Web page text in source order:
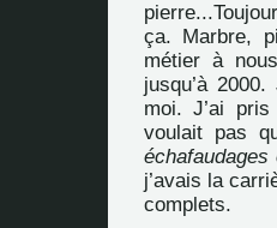
ça. Marbre,
métier à
jusqu’à
moi. J’ai
voulait pas
j’avais la
complets.